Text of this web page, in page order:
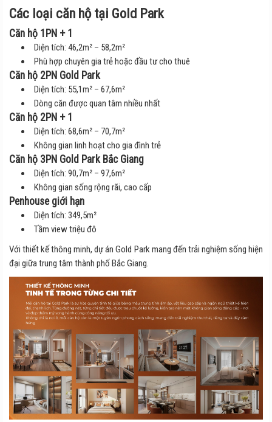
Các loại căn hộ tại Gold Park
Căn hộ 1PN + 1
Diện tích: 46,2m² – 58,2m²
Phù hợp chuyên gia trẻ hoặc đầu tư cho thuê
Căn hộ 2PN Gold Park
Diện tích: 55,1m² – 67,6m²
Dòng căn được quan tâm nhiều nhất
Căn hộ 2PN + 1
Diện tích: 68,6m² – 70,7m²
Không gian linh hoạt cho gia đình trẻ
Căn hộ 3PN Gold Park Bắc Giang
Diện tích: 90,7m² – 97,6m²
Không gian sống rộng rãi, cao cấp
Penhouse giới hạn
Diện tích: 349,5m²
Tầm view triệu đô
Với thiết kế thông minh, dự án Gold Park mang đến trải nghiệm sống hiện
đại giữa trung tâm thành phố Bắc Giang.